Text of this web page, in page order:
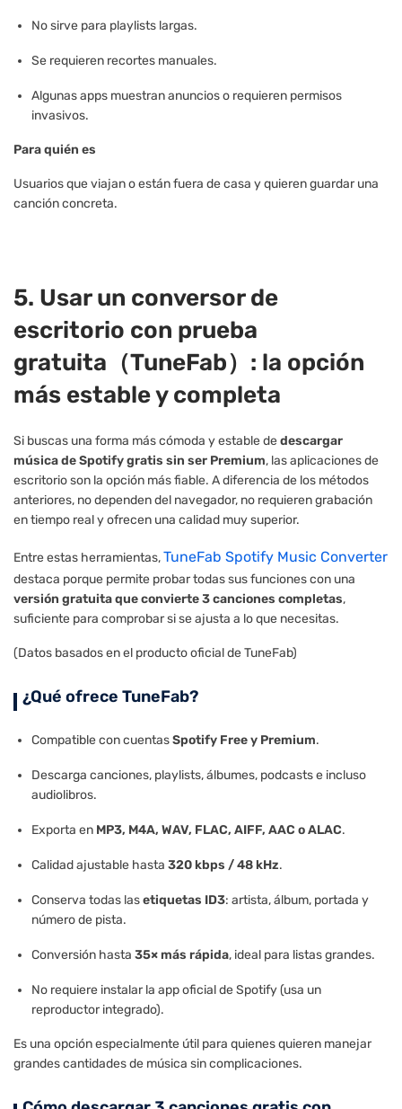
No sirve para playlists largas.
Se requieren recortes manuales.
Algunas apps muestran anuncios o requieren permisos
invasivos.
Para quién es
Usuarios que viajan o están fuera de casa y quieren guardar una
canción concreta.
5. Usar un conversor de
escritorio con prueba
gratuita（TuneFab）: la opción
más estable y completa
Si buscas una forma más cómoda y estable dedescargar
música de Spotify gratis sin ser Premium, las aplicaciones de
escritorio son la opción más fiable. A diferencia de los métodos
anteriores, no dependen del navegador, no requieren grabación
en tiempo real y ofrecen una calidad muy superior.
Entre estas herramientas,TuneFab Spotify Music Converter
destaca porque permite probar todas sus funciones con una
versión gratuita que convierte 3 canciones completas,
suficiente para comprobar si se ajusta a lo que necesitas.
(Datos basados en el producto oficial de TuneFab)
¿Qué ofrece TuneFab?
Compatible con cuentasSpotify Free y Premium.
Descarga canciones, playlists, álbumes, podcasts e incluso
audiolibros.
Exporta en MP3, M4A, WAV, FLAC, AIFF, AAC o ALAC.
Calidad ajustable hasta 320 kbps / 48 kHz.
Conserva todas lasetiquetas ID3: artista, álbum, portada y
número de pista.
Conversión hasta 35× más rápida, ideal para listas grandes.
No requiere instalar la app oficial de Spotify (usa un
reproductor integrado).
Es una opción especialmente útil para quienes quieren manejar
grandes cantidades de música sin complicaciones.